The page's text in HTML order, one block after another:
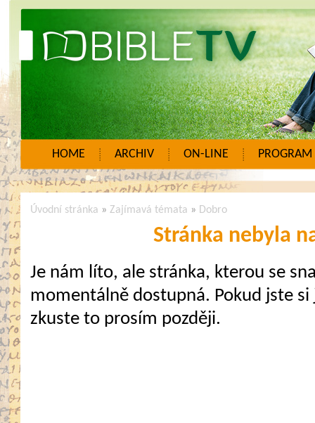
HOME ARCHIV ON-LINE PROGRAM
Úvodní stránka »Zajímavá témata » Dobro
Stránka nebyla
Je nám líto, ale stránka, kterou se
momentálně dostupná. Pokud jste
zkuste to prosím později.